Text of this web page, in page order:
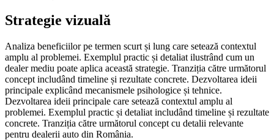
Strategie vizuală
Analiza beneficiilor pe termen scurt și lung care setează contextul
amplu al problemei. Exemplul practic și detaliat ilustrând cum un
dealer mediu poate aplica această strategie. Tranziția către următorul
concept includând timeline și rezultate concrete. Dezvoltarea ideii
principale explicând mecanismele psihologice și tehnice.
Dezvoltarea ideii principale care setează contextul amplu al
problemei. Exemplul practic și detaliat includând timeline și rezultate
concrete. Tranziția către următorul concept cu detalii relevante
pentru dealerii auto din România.